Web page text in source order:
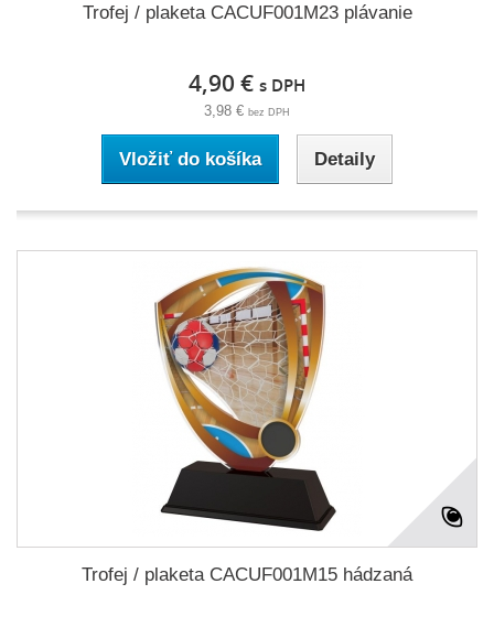
Trofej / plaketa CACUF001M23 plávanie
4,90 € s DPH
3,98 € bez DPH
Vložiť do košíka Detaily
Trofej / plaketa CACUF001M15 hádzaná